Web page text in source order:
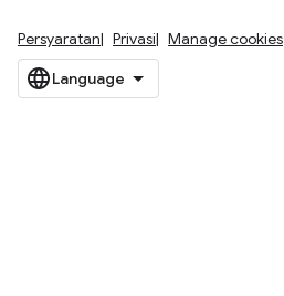
Persyaratan Privasi Manage cookies